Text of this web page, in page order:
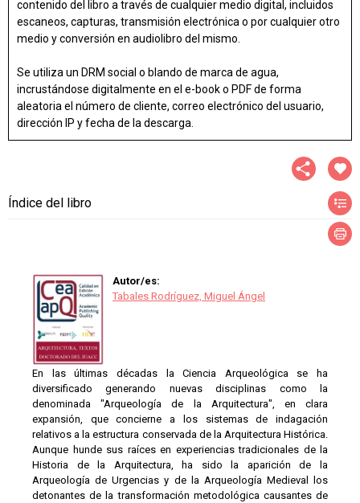
contenido del libro a través de cualquier medio digital, incluidos
escaneos, capturas, transmisión electrónica o por cualquier otro
medio y conversión en audiolibro del mismo.
Se utiliza un DRM social o blando de marca de agua,
incrustándose digitalmente en el e-book o PDF de forma
aleatoria el número de cliente, correo electrónico del usuario,
dirección IP y fecha de la descarga.
Índice del libro
Autor/es:
Tabales Rodríguez, Miguel Ángel
En las últimas décadas la Ciencia Arqueológica se ha
diversificado generando nuevas disciplinas como la
denominada "Arqueología de la Arquitectura", en clara
expansión, que concierne a los sistemas de indagación
relativos a la estructura conservada de la Arquitectura Histórica.
Aunque hunde sus raíces en experiencias tradicionales de la
Historia de la Arquitectura, ha sido la aparición de la
Arqueología de Urgencias y de la Arqueología Medieval los
detonantes de la transformación metodológica causantes de